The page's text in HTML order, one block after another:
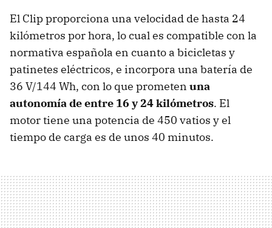
El Clip proporciona una velocidad de hasta 24
kilómetros por hora, lo cual es compatible con la
normativa española en cuanto a bicicletas y
patinetes eléctricos, e incorpora una batería de
36 V/144 Wh, con lo que prometen una
autonomía de entre 16 y 24 kilómetros. El
motor tiene una potencia de 450 vatios y el
tiempo de carga es de unos 40 minutos.